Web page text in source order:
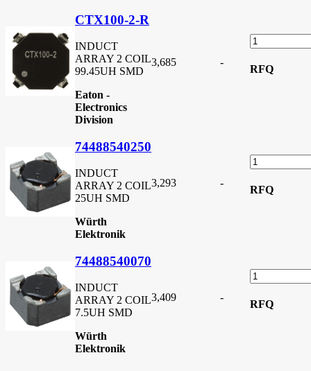
CTX100-2-R
INDUCT
ARRAY 2 COIL
99.45UH SMD
Eaton -
Electronics
Division
3,685 -
RFQ
74488540250
INDUCT
ARRAY 2 COIL
25UH SMD
Würth
Elektronik
3,293 -
RFQ
74488540070
INDUCT
ARRAY 2 COIL
7.5UH SMD
Würth
Elektronik
3,409 -
RFQ